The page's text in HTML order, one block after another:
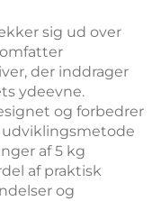
sig ud over
der inddrager
ydeevne.
og forbedrer
af5 kg
af praktisk
og